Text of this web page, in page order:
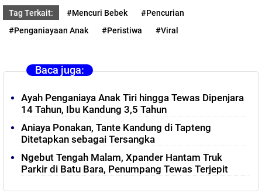
Tag Terkait: #Mencuri Bebek
#Pencurian
#Penganiayaan Anak
#Peristiwa #Viral
Baca juga:
Ayah Penganiaya Anak Tiri hingga Tewas Dipenjara
14 Tahun, Ibu Kandung 3,5 Tahun
Aniaya Ponakan, Tante Kandung di Tapteng
Ditetapkan sebagai Tersangka
Ngebut Tengah Malam, Xpander Hantam Truk
Parkir di Batu Bara, Penumpang Tewas Terjepit